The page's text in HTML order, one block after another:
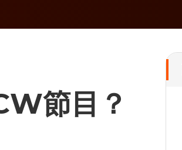
節目？